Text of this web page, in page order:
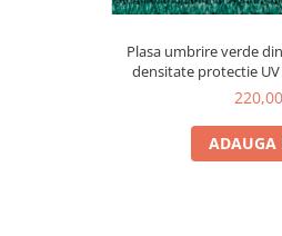
Plasa umbrire verde din polietilena de inalta
densitate protectie UV ,greutate 230gr/mp
,latime 1.7
ADAUGA